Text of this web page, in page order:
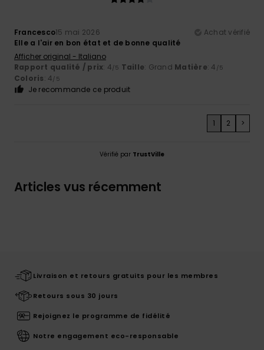
Francesco15 mai 2026
Achat vérifié
Elle a l'air en bon état et de bonne qualité
Afficher original - Italiano
Rapport qualité / prix: 4/5 Taille: Grand Matière: 4 /5
Coloris: 4/5
Je recommande ce produit
1 2 >
Vérifié par TrustVille
Articles vus récemment
Livraison et retours gratuits pour les membres
Retours sous 30 jours
Rejoignez le programme de fidélité
Notre engagement eco-responsable